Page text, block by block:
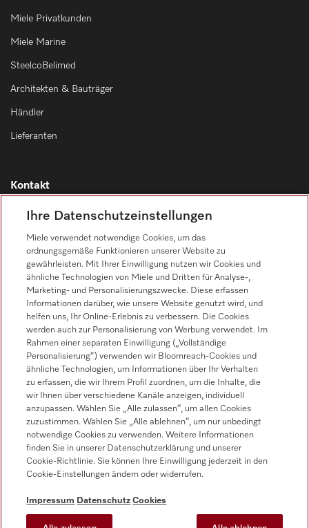
Miele Privatkunden
Miele Marine
SteelcoBelimed
Architekten & Bauträger
Händler
Lieferanten
Kontakt
Kontaktübersicht
Vertrieb
0471 666 319
Werkkundendienst
0471 666 319
Folgen Sie Miele Professional
Datenschutz
Ihre Datenschutzeinstellungen
Miele verwendet notwendige Cookies, um das
ordnungsgemäße Funktionieren unserer Website zu
gewährleisten. Mit Ihrer Einwilligung nutzen wir Cookies und
ähnliche Technologien von Miele und Dritten für Analyse-,
Marketing- und Personalisierungszwecke. Diese erfassen
Informationen darüber, wie unsere Website genutzt wird, und
helfen uns, Ihr Online-Erlebnis zu verbessern. Die Cookies
werden auch zur Personalisierung von Werbung verwendet. Im
Rahmen einer separaten Einwilligung („Vollständige
Personalisierung“) verwenden wir Bloomreach-Cookies und
ähnliche Technologien, um Informationen über Ihr Verhalten
zu erfassen, die wir Ihrem Profil zuordnen, um die Inhalte, die
wir Ihnen über verschiedene Kanäle anzeigen, individuell
anzupassen. Wählen Sie „Alle zulassen“, um allen Cookies
zuzustimmen. Wählen Sie „Alle ablehnen“, um nur unbedingt
notwendige Cookies zu verwenden. Weitere Informationen
finden Sie in unserer Datenschutzerklärung und unserer
Cookie-Richtlinie. Sie können Ihre Einwilligung jederzeit in den
Cookie-Einstellungen ändern oder widerrufen.
Impressum Datenschutz Cookies